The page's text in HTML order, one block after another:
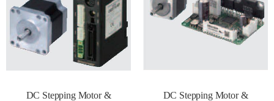
DC Stepping Motor &
DC Stepping Motor &